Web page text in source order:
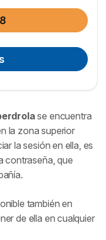
o gas con
se encuentra
la zona superior
la sesión en ella, es
contraseña, que
también en
de ella en cualquier